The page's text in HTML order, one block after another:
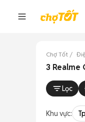
Chợ Tốt
3 Realme
Lọc
Khu vực: